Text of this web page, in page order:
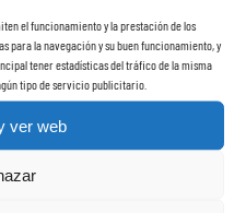
el funcionamiento y la prestación de los
para la navegación y su buen funcionamiento, y
tener estadísticas del tráfico de la misma
tipo de servicio publicitario.
ver web